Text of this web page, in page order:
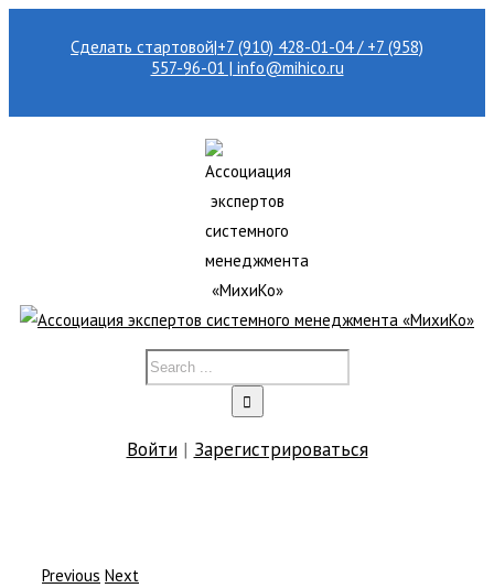
Сделать стартовой|+7 (910) 428-01-04 / +7 (958)
557-96-01 | info@mihico.ru
Войти| Зарегистрироваться
Previous Next